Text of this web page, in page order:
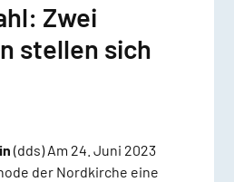
Zwei
stellen sich
(dds) Am 24. Juni 2023
der Nordkirche eine